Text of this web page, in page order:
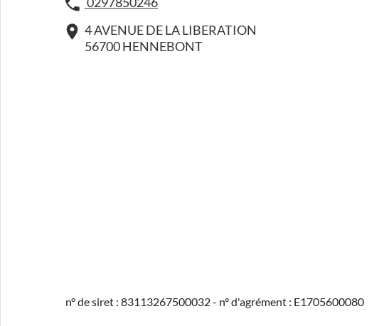
4 AVENUE DE LA LIBERATION
56700 HENNEBONT
n° de siret : 83113267500032 - n° d'agrément : E1705600080